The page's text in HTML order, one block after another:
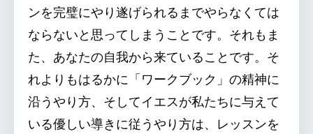
ンを完璧にやり遂げられるまでやらなくては
ならないと思ってしまうことです。それもま
た、あなたの自我から来ていることです。そ
れよりもはるかに「ワークブック」の精神に
沿うやり方、そしてイエスが私たちに与えて
いる優しい導きに従うやり方は、レッスンを